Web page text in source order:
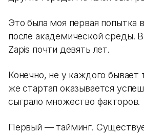
Это была моя первая попытка
после академической среды. В
Zapis почти девять лет.
Конечно, не у каждого бывает
же стартап оказывается
сыграло множество факторов.
Первый — тайминг.